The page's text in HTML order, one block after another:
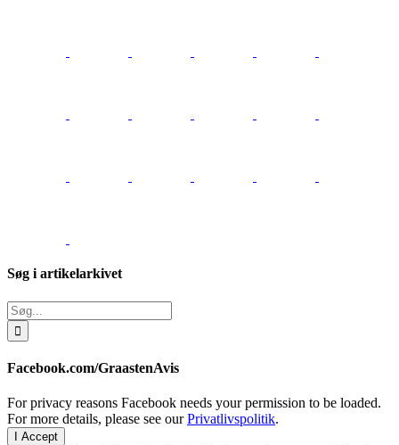
Søg i artikelarkivet
Søg
efter:
Facebook.com/GraastenAvis
For privacy reasons Facebook needs your permission to be loaded.
For more details, please see ourPrivatlivspolitik.
I Accept